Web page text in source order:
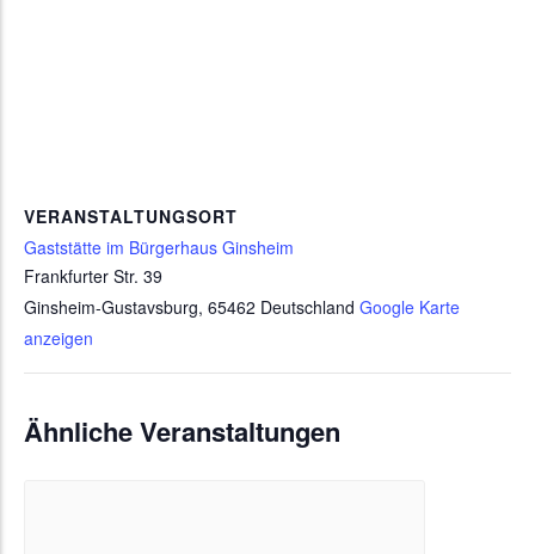
VERANSTALTUNGSORT
Gaststätte im Bürgerhaus Ginsheim
Frankfurter Str. 39
Ginsheim-Gustavsburg, 65462 Deutschland Google Karte
anzeigen
Ähnliche Veranstaltungen